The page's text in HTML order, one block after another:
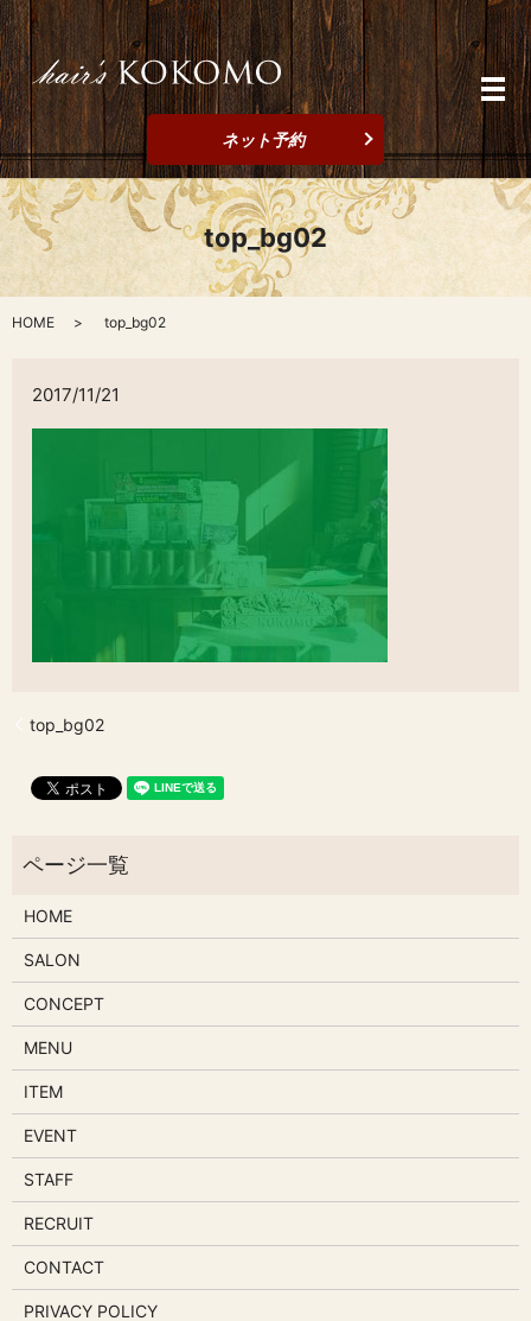
ネット予約
メ
top_bg02
HOME top_bg02
2017/11/21
top_bg02
HOME
SALON
CONCEPT
MENU
ITEM
EVENT
STAFF
RECRUIT
CONTACT
PRIVACY POLICY